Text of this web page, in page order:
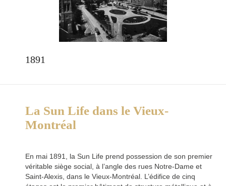
1891
La Sun Life dans le Vieux-
Montréal
En mai 1891, la Sun Life prend possession de son premier
véritable siège social, à l’angle des rues Notre-Dame et
Saint-Alexis, dans le Vieux-Montréal. L’édifice de cinq